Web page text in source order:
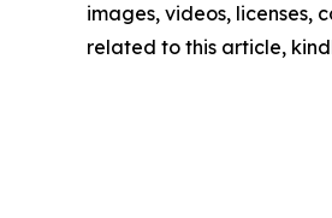
images, videos, licenses,
related to this article,